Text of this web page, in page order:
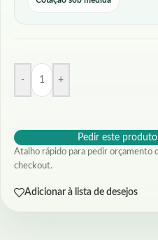
- +
Pedir este
Atalho rápido para pedir orçamento
checkout.
Adicionar à lista de desejos